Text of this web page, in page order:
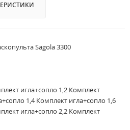
Sagola 3300
игла+сопло 1,2 Комплект
1,4 Комплект игла+сопло 1,6
игла+сопло 2,2 Комплект